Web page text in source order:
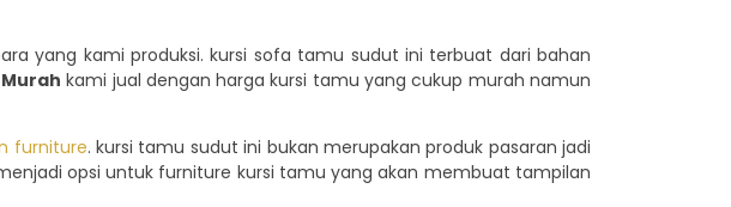
yang kami produksi. kursi sofa tamu sudut ini terbuat dari bahan
kami jual dengan harga kursi tamu yang cukup murah namun
furniture. kursi tamu sudut ini bukan merupakan produk pasaran jadi
opsi untuk furniture kursi tamu yang akan membuat tampilan